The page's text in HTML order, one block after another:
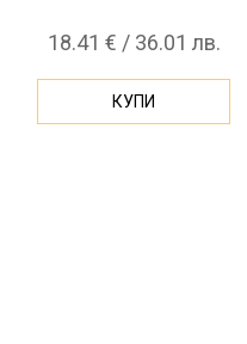
18.41 € / 36.01 лв.
КУПИ